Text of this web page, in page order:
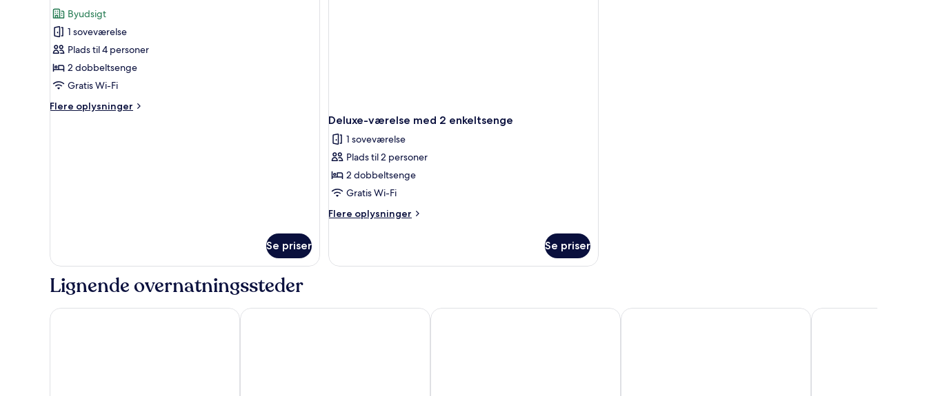
af
Standardværelse
til
4
personer
anmeldelser)
Byudsigt
1 soveværelse
Plads til 4 personer
2 dobbeltsenge
Gratis Wi-Fi
Flere oplysninger
Flere
Se priser
Deluxe-værelse med 2 enkeltsenge
1 soveværelse
Plads til 2 personer
2 dobbeltsenge
Gratis Wi-Fi
Flere oplysninger
Flere
værelse
Se priser
Lignende overnatningssteder
TOK EPİK HOTEL Lilium Hotel & Suites Bursa Grand Family Hotel & Spa ibis Bursa B Loft Hotel Bursa